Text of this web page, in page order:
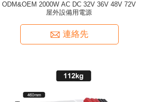
ODM&OEM 2000W AC DC 32V 36V 48V 72V
屋外設備用電源
連絡先